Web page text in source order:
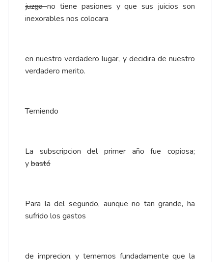
juzgano tiene pasiones y que sus juicios son
inexorables nos colocara
en nuestroverdaderolugar, y decidira de nuestro
verdadero merito.
Temiendo
La subscripcion del primer año fue copiosa;
ybastó
Para la del segundo, aunque no tan grande, ha
sufrido los gastos
de imprecion, y tememos fundadamente que la